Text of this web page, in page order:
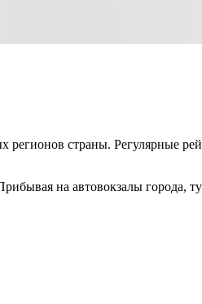
регионов страны. Регулярные
на автовокзалы города,